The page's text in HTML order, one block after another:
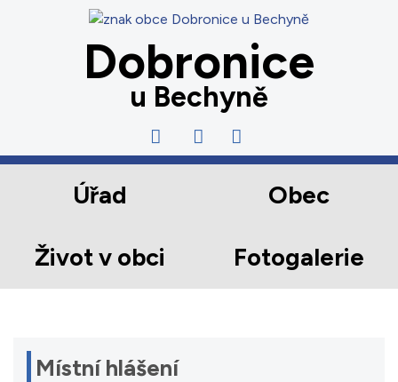
Dobronice
u Bechyně
Úřad Obec
Život v obci Fotogalerie
Místní hlášení